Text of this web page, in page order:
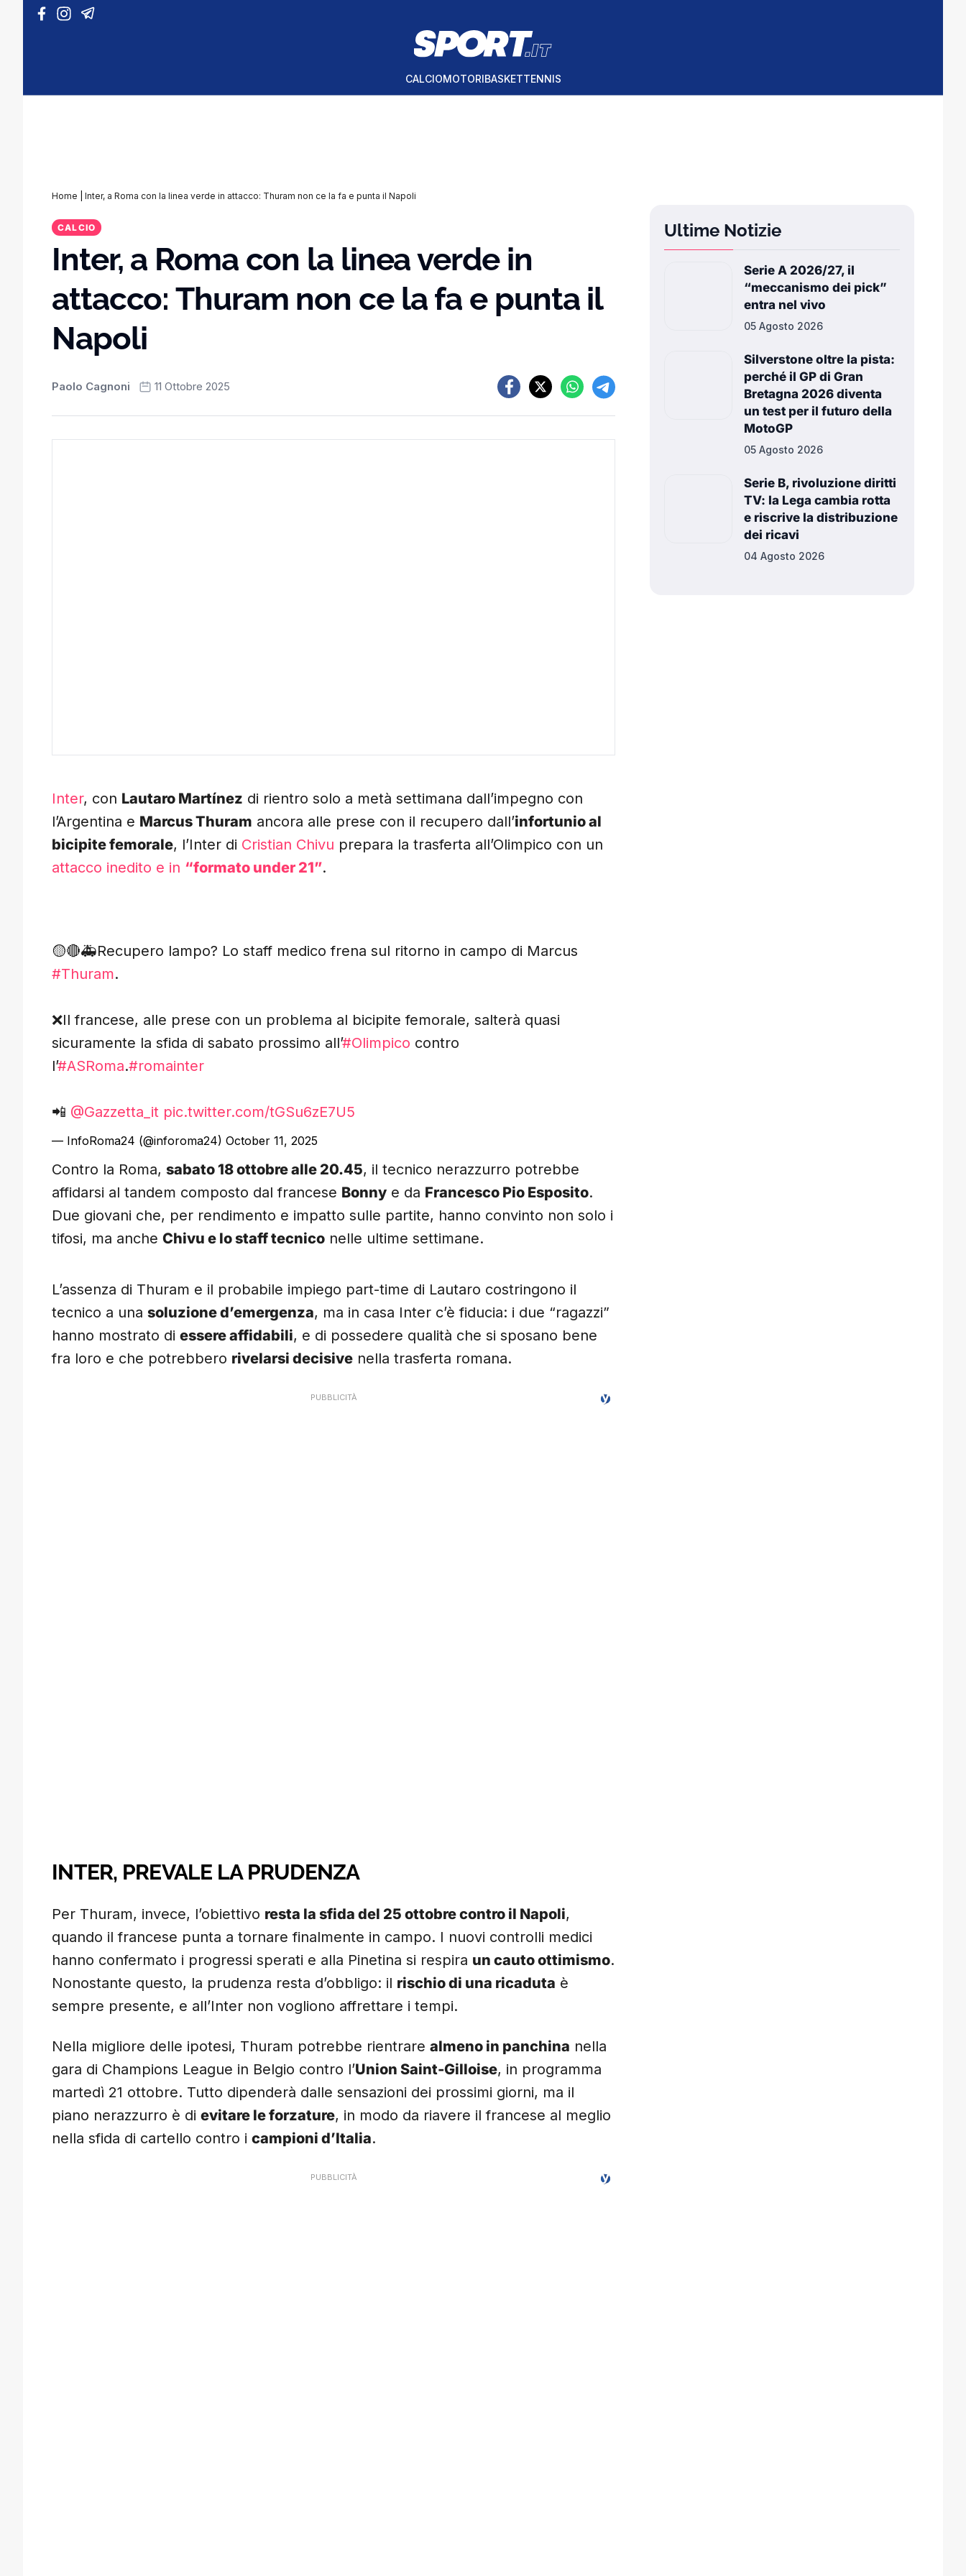
Vai al contenuto
CALCIOMOTORIBASKETTENNIS
Home Inter, a Roma con la linea verde in attacco: Thuram non ce la fa e punta il Napoli
CALCIO
Inter, a Roma con la linea verde in
attacco: Thuram non ce la fa e punta il
Napoli
Paolo Cagnoni 11 Ottobre 2025
Inter, con Lautaro Martínez di rientro solo a metà settimana dall’impegno con
l’Argentina e Marcus Thuram ancora alle prese con il recupero dall’infortunio al
bicipite femorale, l’Inter di Cristian Chivu prepara la trasferta all’Olimpico con un
attacco inedito e in “formato under 21”.
🟡🔴🚑Recupero lampo? Lo staff medico frena sul ritorno in campo di Marcus
#Thuram.
❌Il francese, alle prese con un problema al bicipite femorale, salterà quasi
sicuramente la sfida di sabato prossimo all’#Olimpico contro
l’#ASRoma.#romainter
📲 @Gazzetta_it pic.twitter.com/tGSu6zE7U5
— InfoRoma24 (@inforoma24) October 11, 2025
Contro la Roma, sabato 18 ottobre alle 20.45, il tecnico nerazzurro potrebbe
affidarsi al tandem composto dal francese Bonny e da Francesco Pio Esposito.
Due giovani che, per rendimento e impatto sulle partite, hanno convinto non solo i
tifosi, ma anche Chivu e lo staff tecnico nelle ultime settimane.
L’assenza di Thuram e il probabile impiego part-time di Lautaro costringono il
tecnico a una soluzione d’emergenza, ma in casa Inter c’è fiducia: i due “ragazzi”
hanno mostrato di essere affidabili, e di possedere qualità che si sposano bene
fra loro e che potrebbero rivelarsi decisive nella trasferta romana.
INTER, PREVALE LA PRUDENZA
Per Thuram, invece, l’obiettivo resta la sfida del 25 ottobre contro il Napoli,
quando il francese punta a tornare finalmente in campo. I nuovi controlli medici
hanno confermato i progressi sperati e alla Pinetina si respira un cauto ottimismo.
Nonostante questo, la prudenza resta d’obbligo: il rischio di una ricaduta è
sempre presente, e all’Inter non vogliono affrettare i tempi.
Nella migliore delle ipotesi, Thuram potrebbe rientrare almeno in panchina nella
gara di Champions League in Belgio contro l’Union Saint-Gilloise, in programma
martedì 21 ottobre. Tutto dipenderà dalle sensazioni dei prossimi giorni, ma il
piano nerazzurro è di evitare le forzature, in modo da riavere il francese al meglio
nella sfida di cartello contro i campioni d’Italia.
Ultime Notizie
Serie A 2026/27, il
“meccanismo dei pick”
entra nel vivo
05 Agosto 2026
Silverstone oltre la pista:
perché il GP di Gran
Bretagna 2026 diventa
un test per il futuro della
MotoGP
05 Agosto 2026
Serie B, rivoluzione diritti
TV: la Lega cambia rotta
e riscrive la distribuzione
dei ricavi
04 Agosto 2026